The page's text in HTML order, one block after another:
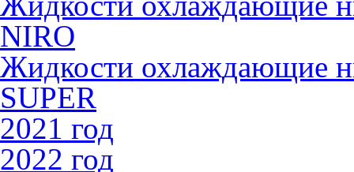
NIRO
Жидкости охлаждающие
SUPER
2021 год
2022 год